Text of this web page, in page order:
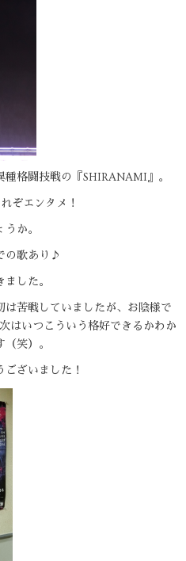
格闘技戦の『SHIRANAMI』。
ぞエンタメ！
か。
の歌あり♪
した。
苦戦していましたが、お陰様で
はいつこういう格好できるかわか
笑）。
ざいました！